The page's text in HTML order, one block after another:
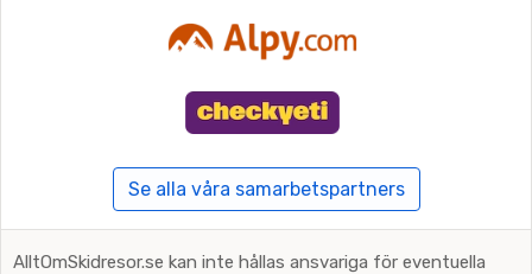
Se alla våra samarbetspartners
AlltOmSkidresor.se kan inte hållas ansvariga för eventuella